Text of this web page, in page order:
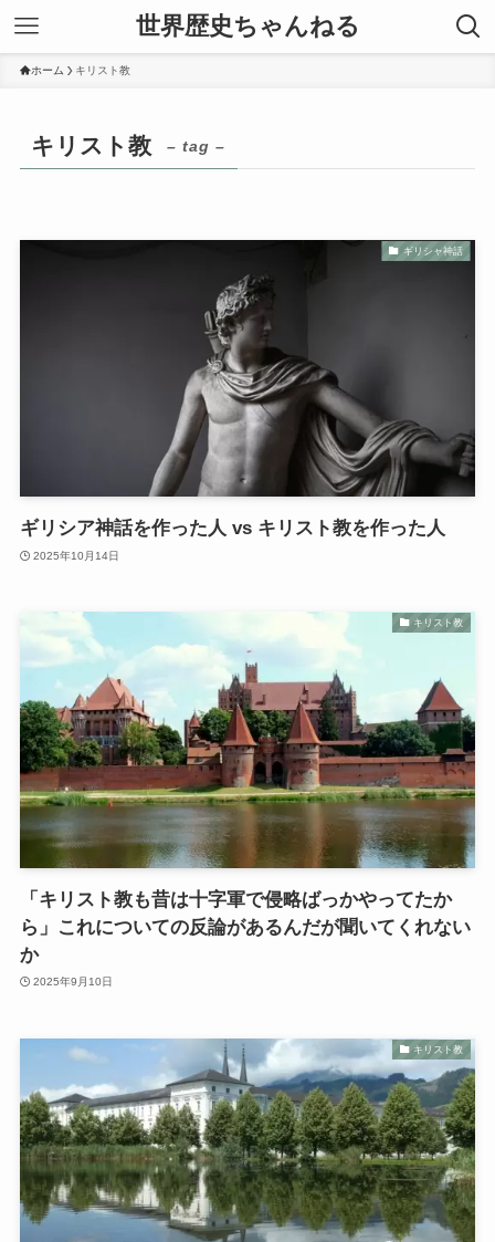
世界歴史ちゃんねる
ホーム キリスト教
キリスト教 – tag –
ギリシャ神話
ギリシア神話を作った人 vs キリスト教を作った人
2025年10月14日
キリスト教
「キリスト教も昔は十字軍で侵略ばっかやってたか
ら」これについての反論があるんだが聞いてくれない
か
2025年9月10日
キリスト教